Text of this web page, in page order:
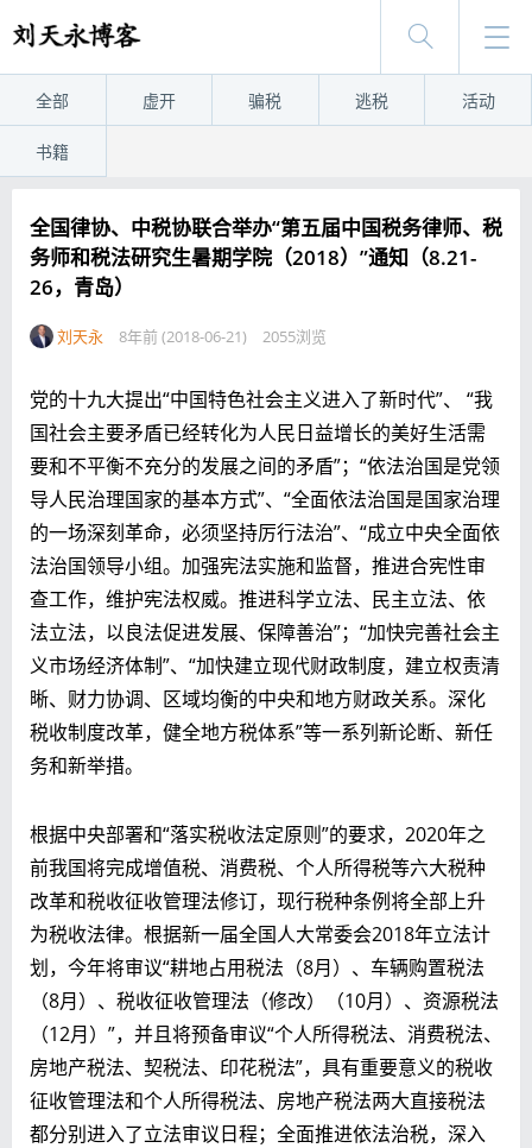
全部 虚开 骗税 逃税 活动
书籍
全国律协、中税协联合举办“第五届中国税务律师、税
务师和税法研究生暑期学院（2018）”通知（8.21-
26，青岛）
刘天永 8年前 (2018-06-21) 2055浏览
党的十九大提出“中国特色社会主义进入了新时代”、 “我
国社会主要矛盾已经转化为人民日益增长的美好生活需
要和不平衡不充分的发展之间的矛盾”；“依法治国是党领
导人民治理国家的基本方式”、“全面依法治国是国家治理
的一场深刻革命，必须坚持厉行法治”、“成立中央全面依
法治国领导小组。加强宪法实施和监督，推进合宪性审
查工作，维护宪法权威。推进科学立法、民主立法、依
法立法，以良法促进发展、保障善治”；“加快完善社会主
义市场经济体制”、“加快建立现代财政制度，建立权责清
晰、财力协调、区域均衡的中央和地方财政关系。深化
税收制度改革，健全地方税体系”等一系列新论断、新任
务和新举措。
根据中央部署和“落实税收法定原则”的要求，2020年之
前我国将完成增值税、消费税、个人所得税等六大税种
改革和税收征收管理法修订，现行税种条例将全部上升
为税收法律。根据新一届全国人大常委会2018年立法计
划，今年将审议“耕地占用税法（8月）、车辆购置税法
（8月）、税收征收管理法（修改）（10月）、资源税法
（12月）”，并且将预备审议“个人所得税法、消费税法、
房地产税法、契税法、印花税法”，具有重要意义的税收
征收管理法和个人所得税法、房地产税法两大直接税法
都分别进入了立法审议日程；全面推进依法治税，深入